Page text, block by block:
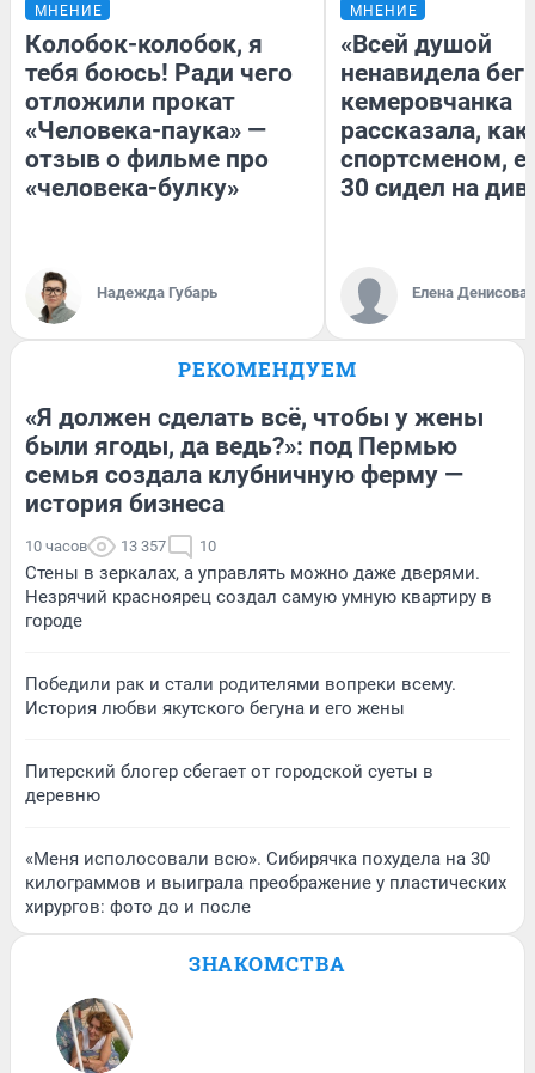
МНЕНИЕ
Колобок-колобок, я
тебя боюсь! Ради чего
отложили прокат
«Человека-паука» —
отзыв о фильме про
«человека-булку»
Надежда Губарь
МНЕНИЕ
«Всей душой
ненавидела
кемеровчанка
рассказала, как
спортсменом,
30 сидел на
Елена Денисова
РЕКОМЕНДУЕМ
«Я должен сделать всё, чтобы у жены
были ягоды, да ведь?»: под Пермью
семья создала клубничную ферму —
история бизнеса
10 часов 13 357 10
Стены в зеркалах, а управлять можно даже дверями.
Незрячий красноярец создал самую умную квартиру в
городе
Победили рак и стали родителями вопреки всему.
История любви якутского бегуна и его жены
Питерский блогер сбегает от городской суеты в
деревню
«Меня исполосовали всю». Сибирячка похудела на 30
килограммов и выиграла преображение у пластических
хирургов: фото до и после
ЗНАКОМСТВА